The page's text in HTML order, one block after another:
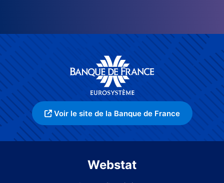
Voir le site de la Banque de France
Webstat